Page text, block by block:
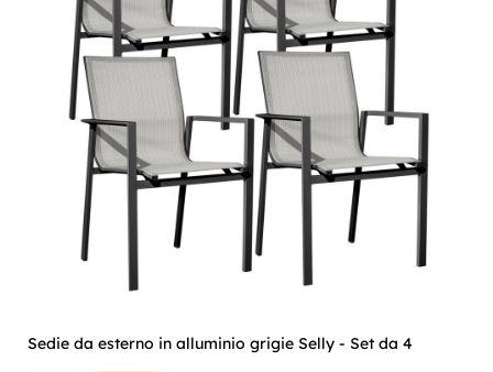
Sedie da esterno in alluminio grigie Selly - Set da 4